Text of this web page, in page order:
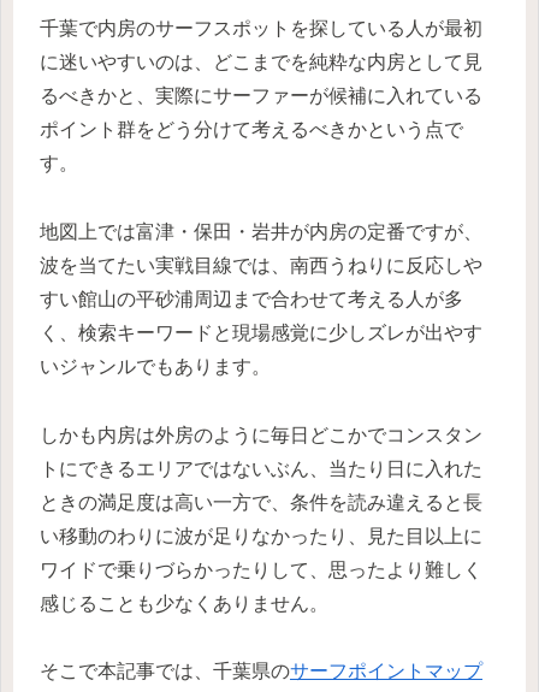
千葉で内房のサーフスポットを探している人が最初
に迷いやすいのは、どこまでを純粋な内房として見
るべきかと、実際にサーファーが候補に入れている
ポイント群をどう分けて考えるべきかという点で
す。
地図上では富津・保田・岩井が内房の定番ですが、
波を当てたい実戦目線では、南西うねりに反応しや
すい館山の平砂浦周辺まで合わせて考える人が多
く、検索キーワードと現場感覚に少しズレが出やす
いジャンルでもあります。
しかも内房は外房のように毎日どこかでコンスタン
トにできるエリアではないぶん、当たり日に入れた
ときの満足度は高い一方で、条件を読み違えると長
い移動のわりに波が足りなかったり、見た目以上に
ワイドで乗りづらかったりして、思ったより難しく
感じることも少なくありません。
そこで本記事では、千葉県のサーフポイントマップ